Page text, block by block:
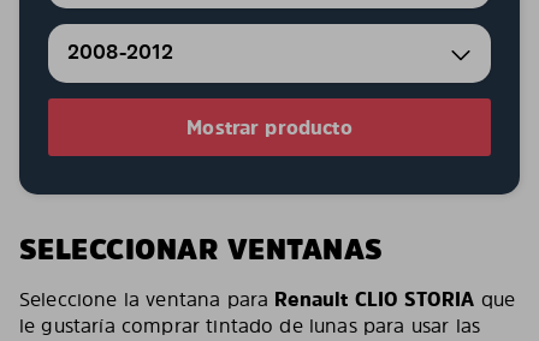
2008-2012
Mostrar producto
SELECCIONAR VENTANAS
Seleccione la ventana para Renault CLIO STORIA que
le gustaría comprar tintado de lunas para usar las